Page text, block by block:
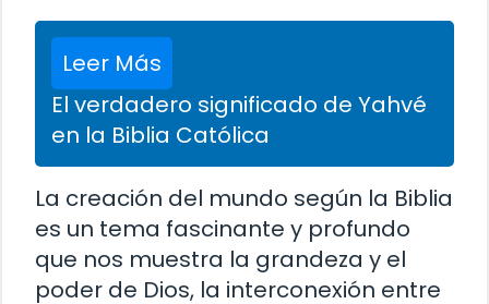
Leer Más
El verdadero significado de Yahvé
en la Biblia Católica
La creación del mundo según la Biblia
es un tema fascinante y profundo
que nos muestra la grandeza y el
poder de Dios, la interconexión entre